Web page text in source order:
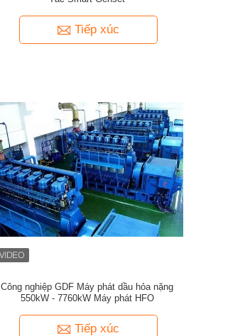
Tiếp xúc
Công nghiệp GDF Máy phát dầu hỏa nặng
550kW - 7760kW Máy phát HFO
Tiếp xúc